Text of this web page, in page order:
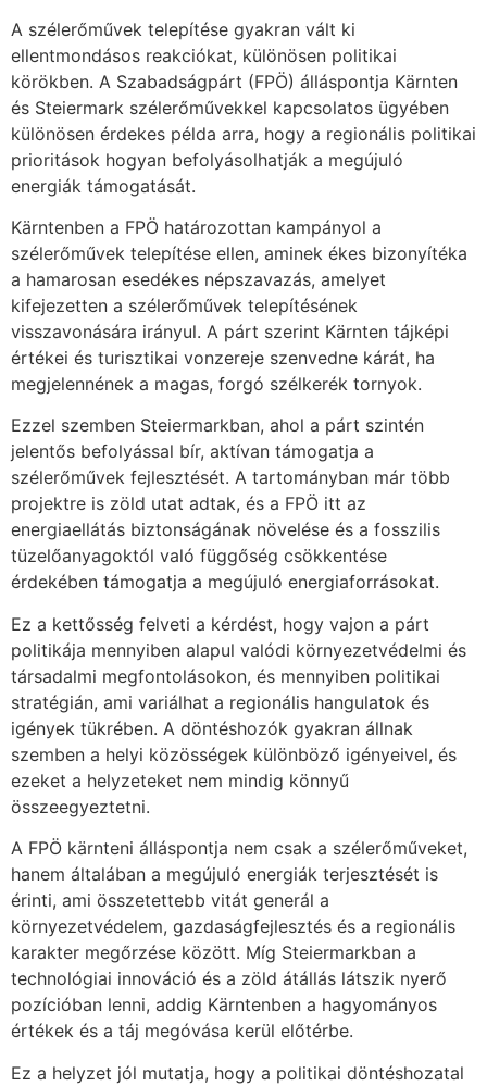
A szélerőművek telepítése gyakran vált ki
ellentmondásos reakciókat, különösen politikai
körökben. A Szabadságpárt (FPÖ) álláspontja Kärnten
és Steiermark szélerőművekkel kapcsolatos ügyében
különösen érdekes példa arra, hogy a regionális politikai
prioritások hogyan befolyásolhatják a megújuló
energiák támogatását.
Kärntenben a FPÖ határozottan kampányol a
szélerőművek telepítése ellen, aminek ékes bizonyítéka
a hamarosan esedékes népszavazás, amelyet
kifejezetten a szélerőművek telepítésének
visszavonására irányul. A párt szerint Kärnten tájképi
értékei és turisztikai vonzereje szenvedne kárát, ha
megjelennének a magas, forgó szélkerék tornyok.
Ezzel szemben Steiermarkban, ahol a párt szintén
jelentős befolyással bír, aktívan támogatja a
szélerőművek fejlesztését. A tartományban már több
projektre is zöld utat adtak, és a FPÖ itt az
energiaellátás biztonságának növelése és a fosszilis
tüzelőanyagoktól való függőség csökkentése
érdekében támogatja a megújuló energiaforrásokat.
Ez a kettősség felveti a kérdést, hogy vajon a párt
politikája mennyiben alapul valódi környezetvédelmi és
társadalmi megfontolásokon, és mennyiben politikai
stratégián, ami variálhat a regionális hangulatok és
igények tükrében. A döntéshozók gyakran állnak
szemben a helyi közösségek különböző igényeivel, és
ezeket a helyzeteket nem mindig könnyű
összeegyeztetni.
A FPÖ kärnteni álláspontja nem csak a szélerőműveket,
hanem általában a megújuló energiák terjesztését is
érinti, ami összetettebb vitát generál a
környezetvédelem, gazdaságfejlesztés és a regionális
karakter megőrzése között. Míg Steiermarkban a
technológiai innováció és a zöld átállás látszik nyerő
pozícióban lenni, addig Kärntenben a hagyományos
értékek és a táj megóvása kerül előtérbe.
Ez a helyzet jól mutatja, hogy a politikai döntéshozatal